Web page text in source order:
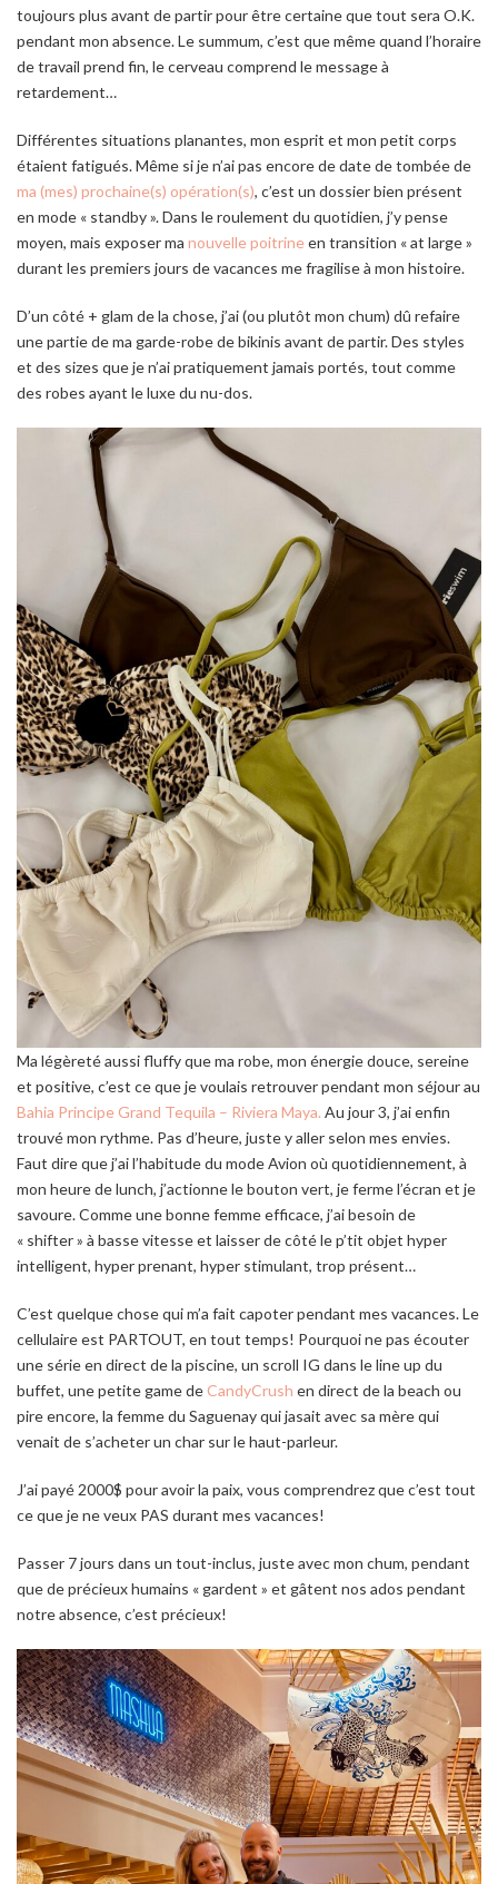
toujours plus avant de partir pour être certaine que tout sera O.K.
pendant mon absence. Le summum, c’est que même quand l’horaire
de travail prend fin, le cerveau comprend le message à
retardement…
Différentes situations planantes, mon esprit et mon petit corps
étaient fatigués. Même si je n’ai pas encore de date de tombée de
ma (mes) prochaine(s) opération(s), c’est un dossier bien présent
en mode « standby». Dans le roulement du quotidien, j’y pense
moyen, mais exposer ma nouvelle poitrineen transition «at large»
durant les premiers jours de vacances me fragilise à mon histoire.
D’un côté + glam de la chose, j’ai (ou plutôt mon chum) dû refaire
une partie de ma garde-robe de bikinis avant de partir. Des styles
et des sizes que je n’ai pratiquement jamais portés, tout comme
des robes ayant le luxe du nu-dos.
Ma légèreté aussi fluffy que ma robe, mon énergie douce, sereine
et positive, c’est ce que je voulais retrouver pendant mon séjour au
Bahia Principe Grand Tequila – Riviera Maya. Au jour 3, j’ai enfin
trouvé mon rythme. Pas d’heure, juste y aller selon mes envies.
Faut dire que j’ai l’habitude du mode Avion où quotidiennement, à
mon heure de lunch, j’actionne le bouton vert, je ferme l’écran et je
savoure. Comme une bonne femme efficace, j’ai besoin de
« shifter» à basse vitesse et laisser de côté le p’tit objet hyper
intelligent, hyper prenant, hyper stimulant, trop présent…
C’est quelque chose qui m’a fait capoter pendant mes vacances. Le
cellulaire est PARTOUT, en tout temps! Pourquoi ne pas écouter
une série en direct de la piscine, un scroll IG dans le line up du
buffet, une petite game deCandyCrush en direct de la beach ou
pire encore, la femme du Saguenay qui jasait avec sa mère qui
venait de s’acheter un char sur le haut-parleur.
J’ai payé 2000$ pour avoir la paix, vous comprendrez que c’est tout
ce que je ne veux PAS durant mes vacances!
Passer 7 jours dans un tout-inclus, juste avec mon chum, pendant
que de précieux humains « gardent » et gâtent nos ados pendant
notre absence, c’est précieux!